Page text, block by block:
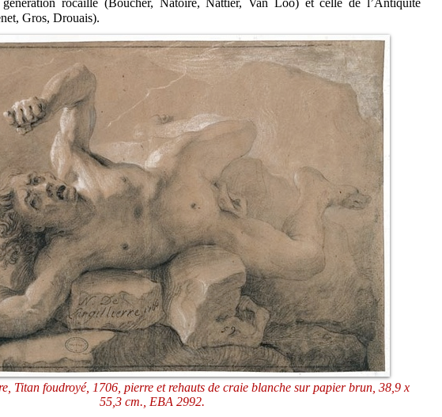
rocaille (Boucher, Natoire, Nattier, Van Loo) et celle de l’Antiquité
Gros, Drouais).
Titan foudroyé, 1706, pierre et rehauts de craie blanche sur papier brun, 38,9 x
55,3 cm., EBA 2992.